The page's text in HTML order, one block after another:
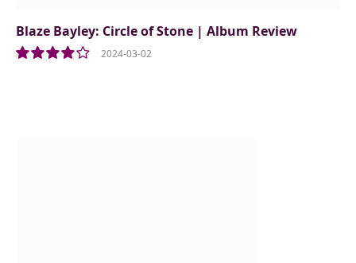
Blaze Bayley: Circle of Stone | Album Review
2024-03-02